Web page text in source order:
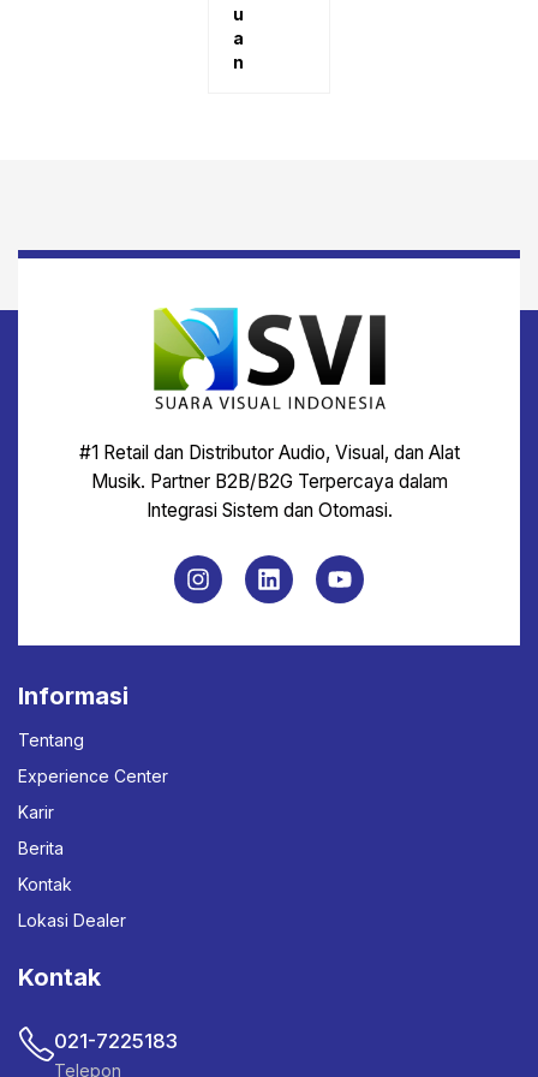
u
a
n
#1 Retail dan Distributor Audio, Visual, dan Alat
Musik. Partner B2B/B2G Terpercaya dalam
Integrasi Sistem dan Otomasi.
Informasi
Tentang
Experience Center
Karir
Berita
Kontak
Lokasi Dealer
Kontak
021-7225183
Telepon